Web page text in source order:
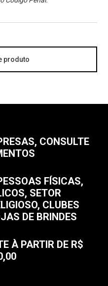
produto
CONSULTE
FÍSICAS,
SETOR
CLUBES
DE BRINDES
À PARTIR DE R$